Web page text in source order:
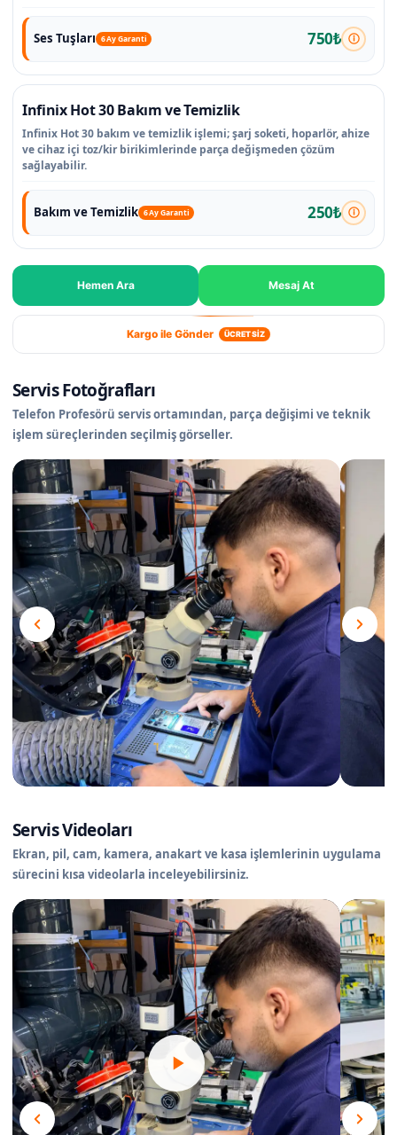
Ses Tuşları 6 Ay Garanti 750₺
Infinix Hot 30 Bakım ve Temizlik
Infinix Hot 30 bakım ve temizlik işlemi; şarj soketi, hoparlör, ahize
ve cihaz içi toz/kir birikimlerinde parça değişmeden çözüm
sağlayabilir.
Bakım ve Temizlik 6 Ay Garanti 250₺
Hemen Ara Mesaj At
Kargo ile Gönder ÜCRETSİZ
Servis Fotoğrafları
Telefon Profesörü servis ortamından, parça değişimi ve teknik
işlem süreçlerinden seçilmiş görseller.
Servis Videoları
Ekran, pil, cam, kamera, anakart ve kasa işlemlerinin uygulama
sürecini kısa videolarla inceleyebilirsiniz.